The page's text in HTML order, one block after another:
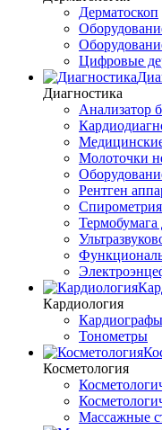
Дерматоскоп
Цифровые
Диагностика
Анализатор
Молоточки
Рентген
Спирометрия
Кардиология
Кардиографы
Тонометры
Косметология
Массажные